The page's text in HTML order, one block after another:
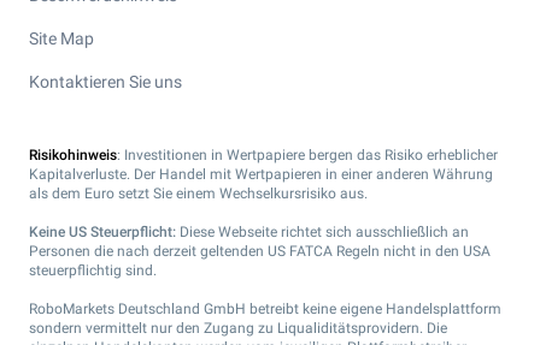
Site Map
Kontaktieren Sie uns
Risikohinweis: Investitionen in Wertpapiere bergen das Risiko erheblicher
Kapitalverluste. Der Handel mit Wertpapieren in einer anderen Währung
als dem Euro setzt Sie einem Wechselkursrisiko aus.
Keine US Steuerpflicht: Diese Webseite richtet sich ausschließlich an
Personen die nach derzeit geltenden US FATCA Regeln nicht in den USA
steuerpflichtig sind.
RoboMarkets Deutschland GmbH betreibt keine eigene Handelsplattform
sondern vermittelt nur den Zugang zu Liqualiditätsprovidern. Die